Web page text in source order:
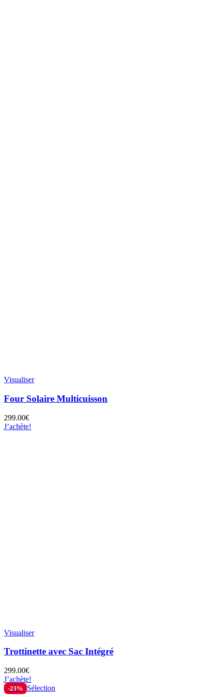
Visualiser
Four Solaire Multicuisson
299.00€
J’achète!
Visualiser
Trottinette avec Sac Intégré
299.00€
J’achète!
-23% Sélection